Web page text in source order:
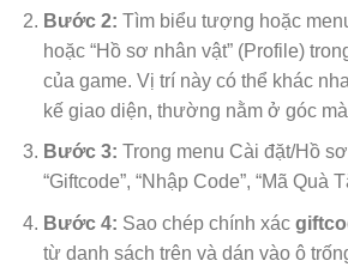
Bước 2: Tìm biểu tượng hoặc
hoặc “Hồ sơ nhân vật” (Profile)
của game. Vị trí này có thể khác
kế giao diện, thường nằm ở góc
Bước 3: Trong menu Cài đặt/Hồ
“Giftcode”, “Nhập Code”, “Mã Quà
Bước 4: Sao chép chính xác
từ danh sách trên và dán vào ô